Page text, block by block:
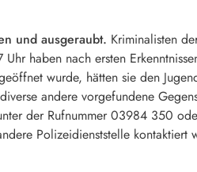
und ausgeraubt. Kriminalisten
haben nach ersten
wurde, hätten sie den
andere vorgefundene
der Rufnummer 03984 350
Polizeidienststelle kontaktiert